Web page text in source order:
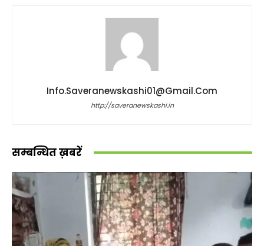
Info.saveranewskashi01@gmail.com
http://saveranewskashi.in
सम्बन्धित ख़बरें